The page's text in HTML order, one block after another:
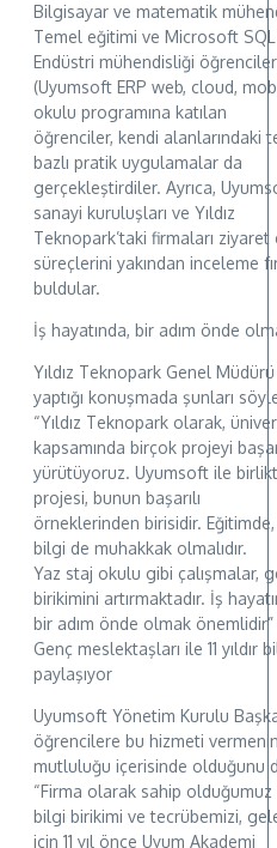
Bilgisayar ve matematik
Temel eğitimi ve Microsoft SQL
Endüstri mühendisliği
(Uyumsoft ERP web, cloud,
okulu programına katılan
öğrenciler, kendi alanlarındaki
bazlı pratik uygulamalar da
gerçekleştirdiler. Ayrıca,
sanayi kuruluşları ve Yıldız
Teknopark’taki firmaları
süreçlerini yakından inceleme
buldular.
İş hayatında, bir adım önde
Yıldız Teknopark Genel
yaptığı konuşmada şunları
“Yıldız Teknopark olarak,
kapsamında birçok projeyi
yürütüyoruz. Uyumsoft ile
projesi, bunun başarılı
örneklerinden birisidir.
bilgi de muhakkak olmalıdır.
Yaz staj okulu gibi çalışmalar,
birikimini artırmaktadır. İş
bir adım önde olmak
Genç meslektaşları ile 11 yıldır
paylaşıyor
Uyumsoft Yönetim Kurulu
öğrencilere bu hizmeti vermenin
mutluluğu içerisinde olduğunu
“Firma olarak sahip olduğumuz
bilgi birikimi ve tecrübemizi,
için 11 yıl önce Uyum Akademi